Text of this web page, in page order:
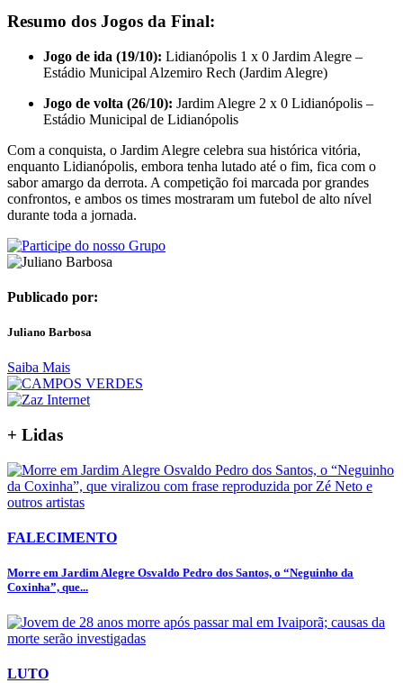
Resumo dos Jogos da Final:
Jogo de ida (19/10): Lidianópolis 1 x 0 Jardim Alegre –
Estádio Municipal Alzemiro Rech (Jardim Alegre)
Jogo de volta (26/10): Jardim Alegre 2 x 0 Lidianópolis –
Estádio Municipal de Lidianópolis
Com a conquista, o Jardim Alegre celebra sua histórica vitória,
enquanto Lidianópolis, embora tenha lutado até o fim, fica com o
sabor amargo da derrota. A competição foi marcada por grandes
confrontos, e ambos os times mostraram um futebol de alto nível
durante toda a jornada.
Publicado por:
Juliano Barbosa
Saiba Mais
+ Lidas
FALECIMENTO
Morre em Jardim Alegre Osvaldo Pedro dos Santos, o “Neguinho da
Coxinha”, que...
LUTO